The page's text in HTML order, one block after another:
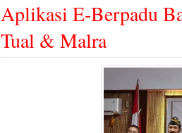
Aplikasi E-Berpadu
Tual & Malra